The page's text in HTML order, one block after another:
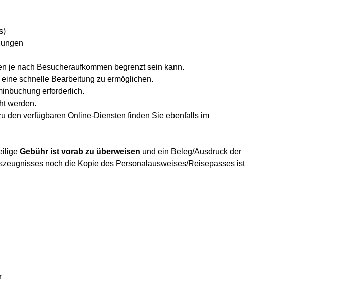
je nach Besucheraufkommen begrenzt sein kann.
schnelle Bearbeitung zu ermöglichen.
erforderlich.
werden.
den verfügbaren Online-Diensten finden Sie ebenfalls im
Gebühr ist vorab zu überweisen und ein Beleg/Ausdruck der
noch die Kopie des Personalausweises/Reisepasses ist